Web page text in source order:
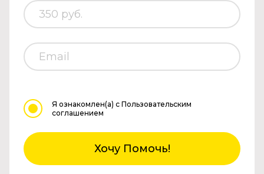
Я ознакомлен(а) с Пользовательским
соглашением
Хочу Помочь!